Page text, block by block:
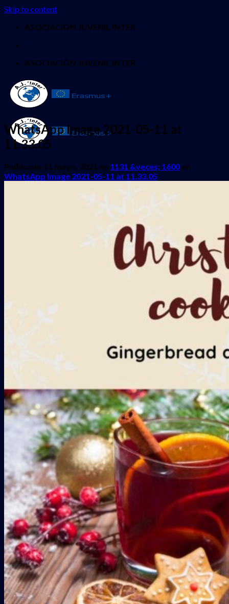
Skip to content
ASOCIACIÓN JUVENIL INTER
ASOCIACIÓN JUVENIL INTER
INICIO
WhatsApp Image 2021-05-11 at
11.33.05
Publicado 11 mayo, 2021 en 1131 &veces; 1600 en
WhatsApp Image 2021-05-11 at 11.33.05